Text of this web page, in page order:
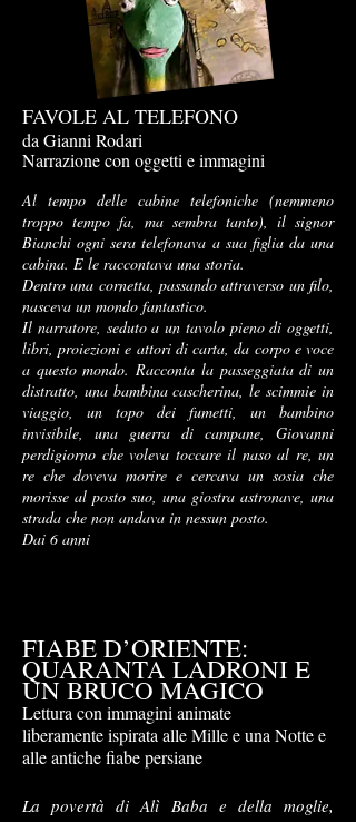
FAVOLE AL TELEFONO
da Gianni Rodari
Narrazione con oggetti e immagini
Al tempo delle cabine telefoniche (nemmeno
troppo tempo fa, ma sembra tanto), il signor
Bianchi ogni sera telefonava a sua figlia da una
cabina. E le raccontava una storia.
Dentro una cornetta, passando attraverso un filo,
nasceva un mondo fantastico.
Il narratore, seduto a un tavolo pieno di oggetti,
libri, proiezioni e attori di carta, da corpo e voce
a questo mondo. Racconta la passeggiata di un
distratto, una bambina cascherina, le scimmie in
viaggio, un topo dei fumetti, un bambino
invisibile, una guerra di campane, Giovanni
perdigiorno che voleva toccare il naso al re, un
re che doveva morire e cercava un sosia che
morisse al posto suo, una giostra astronave, una
strada che non andava in nessun posto.
Dai 6 anni
FIABE D’ORIENTE:
QUARANTA LADRONI E
UN BRUCO MAGICO
Lettura con immagini animate
liberamente ispirata alle Mille e una Notte e
alle antiche fiabe persiane
La povertà di Alì Baba e della moglie,